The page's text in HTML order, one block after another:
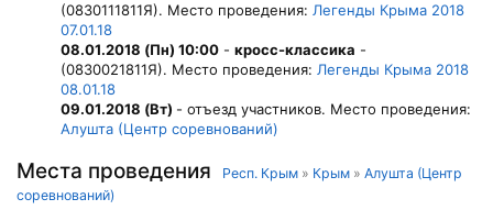
(0830111811Я). Место проведения: Легенды Крыма 2018
07.01.18
08.01.2018 (Пн) 10:00 - кросс-классика -
(0830021811Я). Место проведения: Легенды Крыма 2018
08.01.18
09.01.2018 (Вт) - отъезд участников. Место проведения:
Алушта (Центр соревнований)
Места проведения Респ. Крым » Крым » Алушта (Центр
соревнований)